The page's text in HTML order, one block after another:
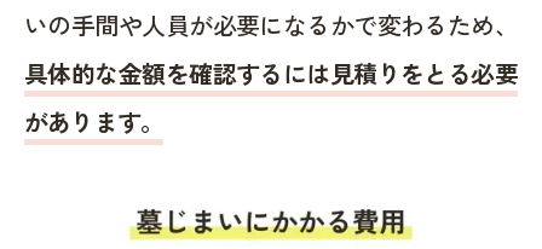
いの手間や人員が必要になるかで変わるため、
具体的な金額を確認するには見積りをとる必要
があります。